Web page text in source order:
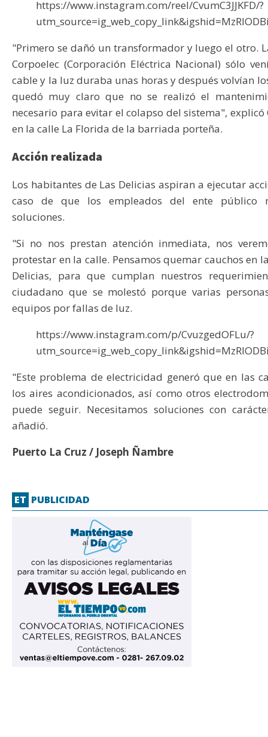
https://www.instagram.com/reel/CvumC3JJKFD/?
"Primero se dañó un transformador y luego el otro.
Corpoelec (Corporación Eléctrica Nacional) sólo
cable y la luz duraba unas horas y después volvían
quedó muy claro que no se realizó el
necesario para evitar el colapso del sistema", explicó
en la calle La Florida de la barriada porteña.
Acción realizada
Los habitantes de Las Delicias aspiran a ejecutar
caso de que los empleados del ente público
soluciones.
"Si no nos prestan atención inmediata, nos
protestar en la calle. Pensamos quemar cauchos en
Delicias, para que cumplan nuestros
ciudadano que se molestó porque varias
equipos por fallas de luz.
https://www.instagram.com/p/CvuzgedOFLu/?
"Este problema de electricidad generó que en las
los aires acondicionados, así como otros
puede seguir. Necesitamos soluciones con
añadió.
Puerto La Cruz / Joseph Ñambre
ET PUBLICIDAD